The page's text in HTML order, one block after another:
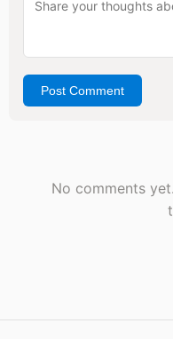
Post Comment
No comments